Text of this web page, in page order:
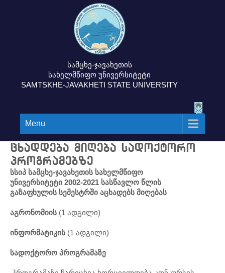
სამცხე-ჯავახეთის
სახელმწიფო უნივერსიტეტი
SAMTSKHE-JAVAKHETI STATE UNIVERSITY
Menu
ცხადდება მიღება სადოქტორო
პროგრამებზე
სსიპ სამცხე-ჯავახეთის სახელმწიფო
უნივერსიტეტი 2002-2021 სასწავლო წლის
გაზაფხულის სემესტრში აცხადებს მიღებას
აგრონომიის (1 ადგილი)
ინფორმატიკის (1 ადგილი)
სადოქტორო პროგრამაზე